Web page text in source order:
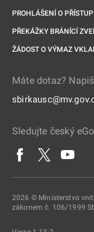
PROHLÁŠENÍ O
PŘEKÁŽKY BRÁNÍCÍ
ŽÁDOST O VÝMAZ
Máte dotaz?
Sledujte český
2026 © Ministerstvo
zákonem č. 106/1999